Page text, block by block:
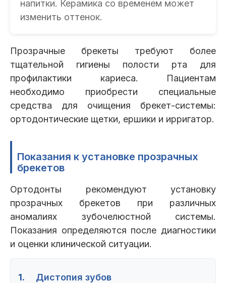
напитки. Керамика со временем может
изменить оттенок.
Прозрачные брекеты требуют более
тщательной гигиены полости рта для
профилактики кариеса. Пациентам
необходимо приобрести специальные
средства для очищения брекет-системы:
ортодонтические щетки, ершики и ирригатор.
Показания к установке прозрачных
брекетов
Ортодонты рекомендуют установку
прозрачных брекетов при различных
аномалиях зубочелюстной системы.
Показания определяются после диагностики
и оценки клинической ситуации.
1.
Дистопия зубов